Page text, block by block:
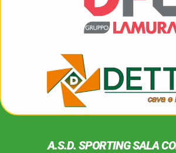
A.S.D. SPORTING SALA